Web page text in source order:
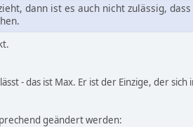
dann ist es auch nicht zulässig, dass
- das ist Max. Er ist der Einzige, der sich
geändert werden: